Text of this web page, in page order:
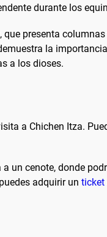
durante los
presenta
la
a los dioses.
a Chichen Itza.
un cenote, donde
adquirir un ticket